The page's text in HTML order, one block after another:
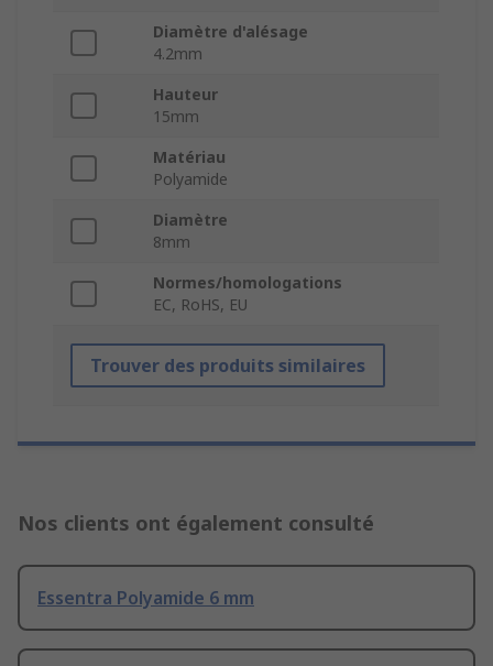
Diamètre d'alésage
4.2mm
Hauteur
15mm
Matériau
Polyamide
Diamètre
8mm
Normes/homologations
EC, RoHS, EU
Trouver des produits similaires
Nos clients ont également consulté
Essentra Polyamide 6 mm